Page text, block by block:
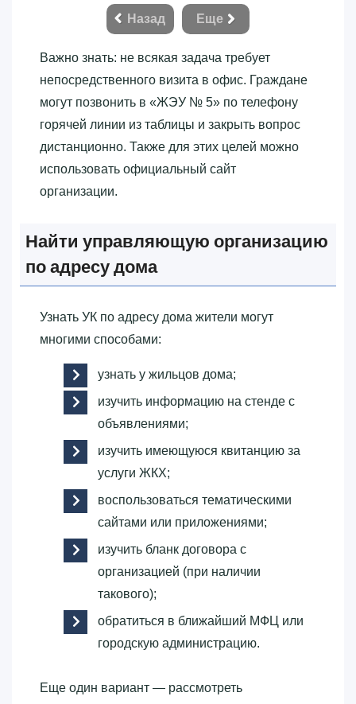
Назад
Еще
Важно знать: не всякая задача требует
непосредственного визита в офис. Граждане
могут позвонить в «‎ЖЭУ № 5»‎ по телефону
горячей линии из таблицы и закрыть вопрос
дистанционно. Также для этих целей можно
использовать официальный сайт
организации.
Найти управляющую организацию
по адресу дома
Узнать УК по адресу дома жители могут
многими способами:
узнать у жильцов дома;
изучить информацию на стенде с
объявлениями;
изучить имеющуюся квитанцию за
услуги ЖКХ;
воспользоваться тематическими
сайтами или приложениями;
изучить бланк договора с
организацией (при наличии
такового);
обратиться в ближайший МФЦ или
городскую администрацию.
Еще один вариант — рассмотреть